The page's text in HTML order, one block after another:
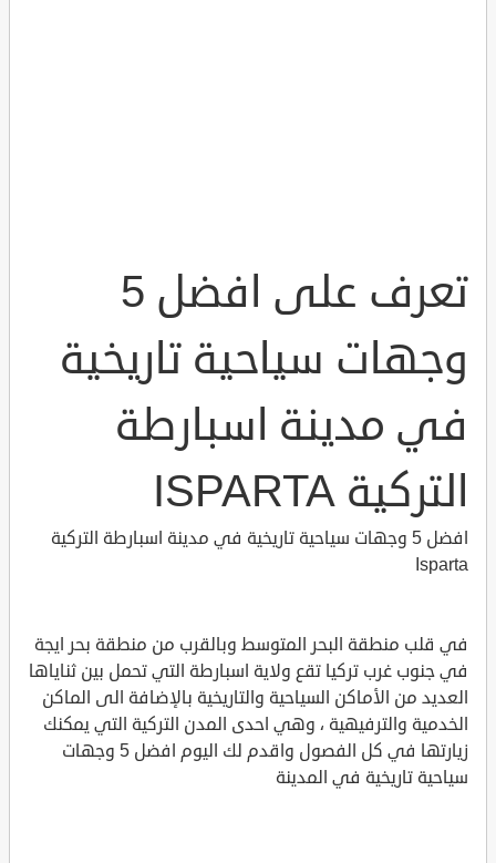
تعرف على افضل 5
وجهات سياحية تاريخية
في مدينة اسبارطة
التركية ISPARTA
افضل 5 وجهات سياحية تاريخية في مدينة اسبارطة التركية
Isparta
في قلب منطقة البحر المتوسط وبالقرب من منطقة بحر ايجة
في جنوب غرب تركيا تقع ولاية اسبارطة التي تحمل بين ثناياها
العديد من الأماكن السياحية والتاريخية بالإضافة الى الماكن
الخدمية والترفيهية ، وهي احدى المدن التركية التي يمكنك
زيارتها في كل الفصول واقدم لك اليوم افضل 5 وجهات
سياحية تاريخية في المدينة